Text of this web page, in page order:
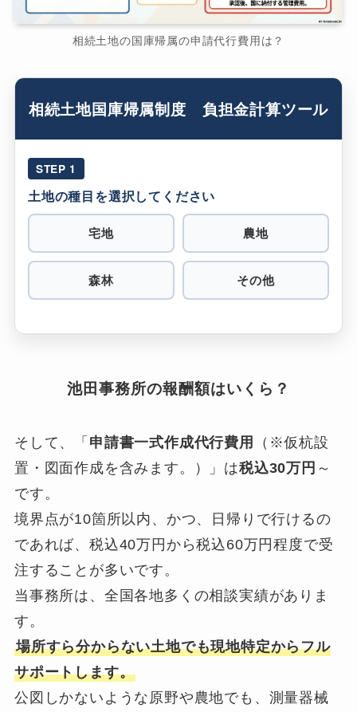
相続土地の国庫帰属の申請代行費用は？
相続土地国庫帰属制度 負担金計算ツール
STEP 1
土地の種目を選択してください
宅地 農地
森林 その他
池田事務所の報酬額はいくら？
そして、「 申請書一式作成代行費用
（※仮杭設
置・図面作成を含みます。）」は税込30万円 ～
です。
境界点が10箇所以内、かつ、日帰りで行けるの
であれば、税込40万円から税込60万円程度で受
注することが多いです。
当事務所は、全国各地多くの相談実績がありま
す。
場所すら分からない土地でも現地特定からフル
サポートします。
公図しかないような原野や農地でも、測量器械